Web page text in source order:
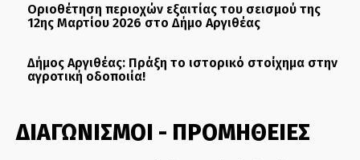
Οριοθέτηση περιοχών εξαιτίας του σεισμού της
12ης Μαρτίου 2026 στο Δήμο Αργιθέας
Δήμος Αργιθέας: Πράξη το ιστορικό στοίχημα στην
αγροτική οδοποιία!
ΔΙΑΓΩΝΙΣΜΟΙ - ΠΡΟΜΗΘΕΙΕΣ